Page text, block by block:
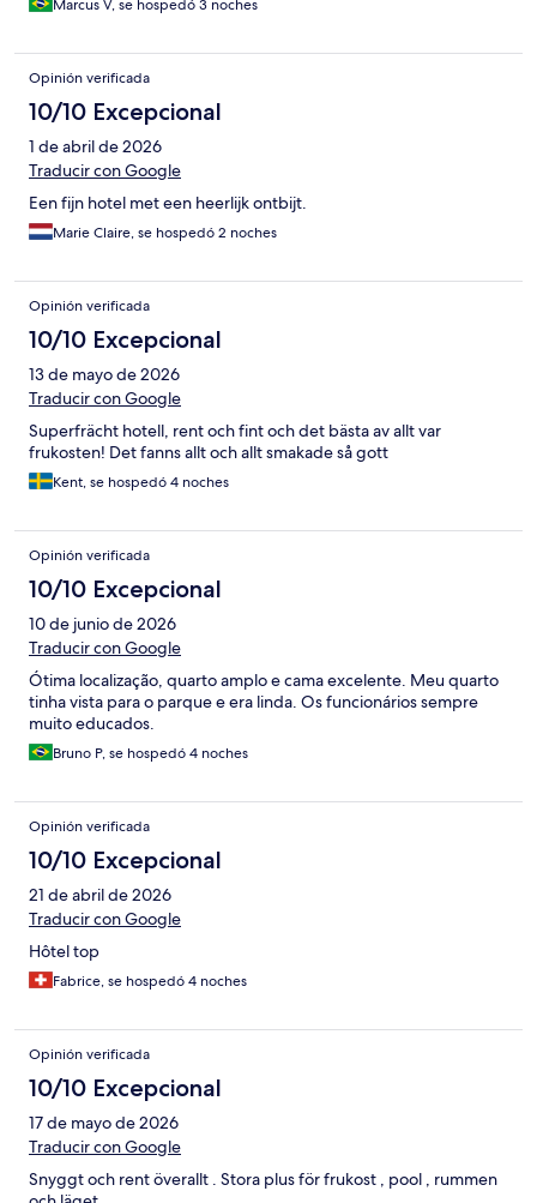
Marcus V, se hospedó 3 noches
Opinión verificada
10/10 Excepcional
1 de abril de 2026
Traducir con Google
Een fijn hotel met een heerlijk ontbijt.
Marie Claire, se hospedó 2 noches
Opinión verificada
10/10 Excepcional
13 de mayo de 2026
Traducir con Google
Superfrächt hotell, rent och fint och det bästa av allt var
frukosten! Det fanns allt och allt smakade så gott
Kent, se hospedó 4 noches
Opinión verificada
10/10 Excepcional
10 de junio de 2026
Traducir con Google
Ótima localização, quarto amplo e cama excelente. Meu quarto
tinha vista para o parque e era linda. Os funcionários sempre
muito educados.
Bruno P, se hospedó 4 noches
Opinión verificada
10/10 Excepcional
21 de abril de 2026
Traducir con Google
Hôtel top
Fabrice, se hospedó 4 noches
Opinión verificada
10/10 Excepcional
17 de mayo de 2026
Traducir con Google
Snyggt och rent överallt . Stora plus för frukost , pool , rummen